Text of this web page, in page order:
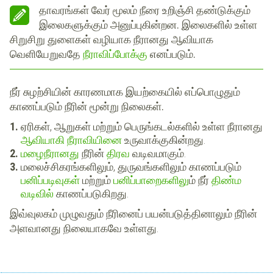
தாவரங்கள் வேர் மூலம் நீரை உறிஞ்சி தண்டுக்கும்
இலைகளுக்கும் அனுப்புகின்றன. இலைகளில் உள்ள
சிறுசிறு துளைகள் வழியாக நீரானது ஆவியாக
வெளியேறுவதே நீராவிப்போக்கு எனப்படும்.
நீர் சுழற்சியின் காரணமாக இயற்கையில் எப்பொழுதும்
காணப்படும் நீரின்மூன்று நிலைகள்.
ஏரிகள், ஆறுகள் மற்றும் பெருங்கடல்களில் உள்ள நீரானது
ஆவியாகி நீராவியினைஉருவாக்குகின்றது.
மழைநீரானது நீரின்திரவ வடிவமாகும்.
மலைச்சிகரங்களிலும், துருவங்களிலும் காணப்படும்
பனிப்படிவுகள்மற்றும்பனிப்பாறைகளிலும் நீர்திண்ம
வடிவில் காணப்படுகிறது.
இவ்வுலகம் முழுவதும் நீரினைப் பயன்படுத்தினாலும் நீரின்
அளவானது நிலையாகவே உள்ளது.